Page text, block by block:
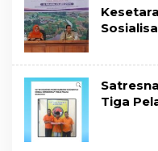
Tiga